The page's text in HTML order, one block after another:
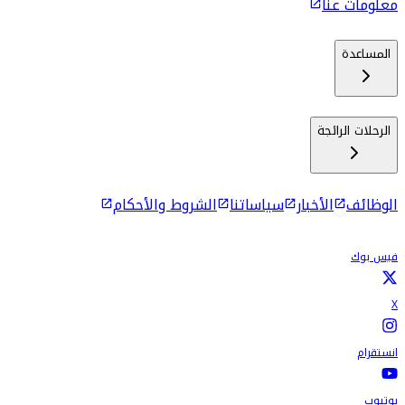
المساعدة
الرحلات الرائجة
الوظائف الأخبار سياساتنا الشروط والأحكام
فيس بوك
X
انستقرام
يوتيوب